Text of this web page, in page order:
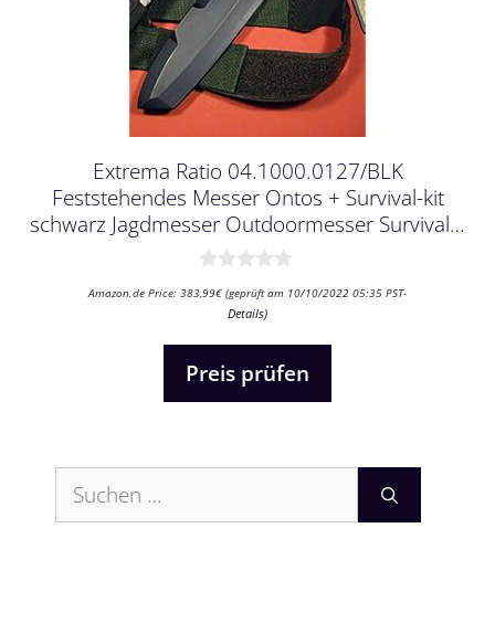
Extrema Ratio 04.1000.0127/BLK
Feststehendes Messer Ontos + Survival-kit
schwarz Jagdmesser Outdoormesser Survival…
v
Amazon.de Price: 383,99€ (geprüft am 10/10/2022 05:35 PST-
Details)
Preis prüfen
Suchen
nach: